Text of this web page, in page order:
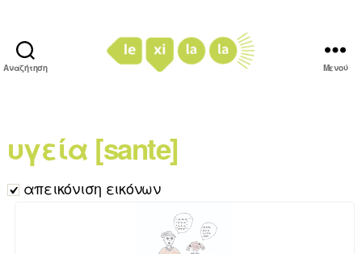
Αναζήτηση Μενού
υγεία [sante]
απεικόνιση εικόνων